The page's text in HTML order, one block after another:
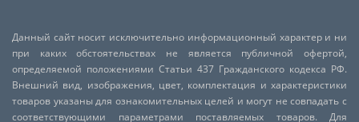
Данный сайт носит исключительно информационный характер и ни
при каких обстоятельствах не является публичной офертой,
определяемой положениями Статьи 437 Гражданского кодекса РФ.
Внешний вид, изображения, цвет, комплектация и характеристики
товаров указаны для ознакомительных целей и могут не совпадать с
соответствующими параметрами поставляемых товаров. Для